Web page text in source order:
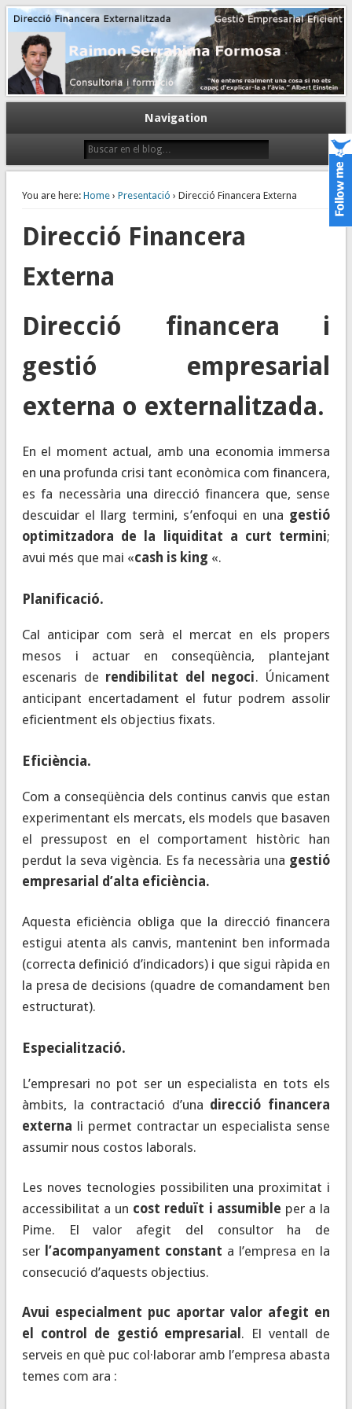
Dirección financiera de la PyME
Gestión empresarial eficiente. Dirección financiera externalizada.
Navigation
You are here: Home› Presentació › Direcció Financera Externa
Direcció Financera
Externa
Direcció financera i
gestió empresarial
externa o externalitzada.
En el moment actual, amb una economia immersa
en una profunda crisi tant econòmica com financera,
es fa necessària una direcció financera que, sense
descuidar el llarg termini, s’enfoqui en una gestió
optimitzadora de la liquiditat a curt termini;
avui més que mai «cash is king «.
Planificació.
Cal anticipar com serà el mercat en els propers
mesos i actuar en conseqüència, plantejant
escenaris de rendibilitat del negoci. Únicament
anticipant encertadament el futur podrem assolir
eficientment els objectius fixats.
Eficiència.
Com a conseqüència dels continus canvis que estan
experimentant els mercats, els models que basaven
el pressupost en el comportament històric han
perdut la seva vigència. Es fa necessària una gestió
empresarial d’alta eficiència.
Aquesta eficiència obliga que la direcció financera
estigui atenta als canvis, mantenint ben informada
(correcta definició d’indicadors) i que sigui ràpida en
la presa de decisions (quadre de comandament ben
estructurat).
Especialització.
L’empresari no pot ser un especialista en tots els
àmbits, la contractació d’una direcció financera
externa li permet contractar un especialista sense
assumir nous costos laborals.
Les noves tecnologies possibiliten una proximitat i
accessibilitat a un cost reduït i assumible per a la
Pime. El valor afegit del consultor ha de
ser l’acompanyament constant a l’empresa en la
consecució d’aquests objectius.
Avui especialment puc aportar valor afegit en
el control de gestió empresarial . El ventall de
serveis en què puc col·laborar amb l’empresa abasta
temes com ara :